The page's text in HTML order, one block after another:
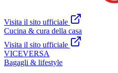
Visita il sito ufficiale
Cucina & cura della casa
Visita il sito ufficiale
VICEVERSA
Bagagli & lifestyle